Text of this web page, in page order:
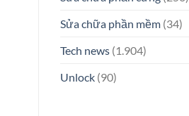
Sửa chữa phần mềm(34)
Tech news(1.904)
Unlock(90)